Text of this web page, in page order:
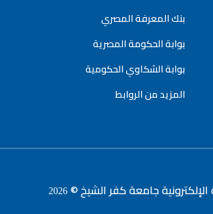
بنك المعرفة المصري
بوابة الحكومة المصرية
بوابة الشكاوي الحكومية
المزيد من الروابط
الإلكترونية جامعة كفر الشيخ ©2026